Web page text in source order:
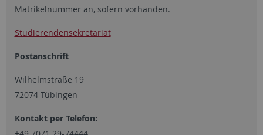
Matrikelnummer an, sofern vorhanden.
Studierendensekretariat
Postanschrift
Wilhelmstraße 19
72074 Tübingen
Kontakt per Telefon: